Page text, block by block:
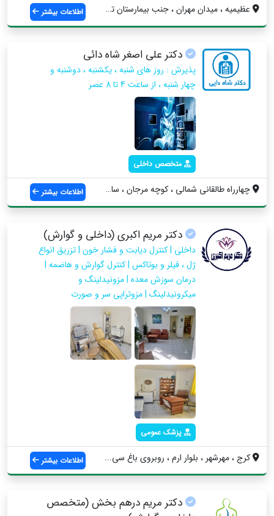
عظیمیه ، میدان مهران ، جنب بیمارستان تخت... اطلاعات بیشتر
دکتر علی اصغر شاه دائی
پذیرش : روز های شنبه ، یکشنبه ، دوشنبه و
چهار شنبه ، از ساعت 4 تا 8 عصر
متخصص داخلی
چهارراه طالقانی شمالی ، کوچه مرجان ، ساخ... اطلاعات بیشتر
دکتر مریم اکبری (داخلی و گوارش)
داخلی | کنترل دیابت و فشار خون | تزریق انواع
ژل ، فیلر و بوتاکس | کنترل گوارش و هاضمه |
درمان سوزش معده | مزونیدلینگ و
میکرونیدلینگ | مزوتراپی سر و صورت
پزشک عمومی
کرج ، مهرشهر ، بلوار ارم ، روبروی باغ سی... اطلاعات بیشتر
دکتر مریم درهم بخش (متخصص